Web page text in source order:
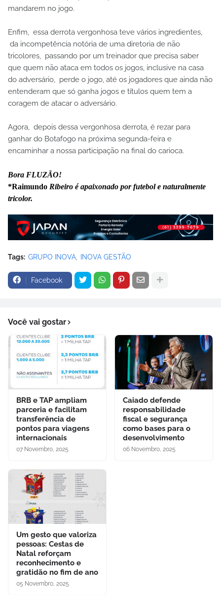
mandarem no jogo.
Enfim, essa derrota vergonhosa teve vários ingredientes,
da incompetência notória de uma diretoria de não
tricolores, passando por um treinador que precisa saber
que quem não ataca em todos os jogos, inclusive na casa
do adversário, perde o jogo, até os jogadores que ainda não
entenderam que só ganha jogos e títulos quem tem a
coragem de atacar o adversário.
Agora, depois dessa vergonhosa derrota, é rezar para
ganhar do Botafogo na próxima segunda-feira e
encaminhar a nossa participação na final do carioca.
Bora FLUZÃO!
*Raimundo Ribeiro é apaixonado por futebol e naturalmente
tricolor.
Tags: GRUPO INOVA INOVA GESTÃO
Facebook
Você vai gostar
BRB e TAP ampliam
parceria e facilitam
transferência de
pontos para viagens
internacionais
07 Novembro, 2025
Caiado defende
responsabilidade
fiscal e segurança
como bases para o
desenvolvimento
06 Novembro, 2025
Um gesto que valoriza
pessoas: Cestas de
Natal reforçam
reconhecimento e
gratidão no fim de ano
05 Novembro, 2025